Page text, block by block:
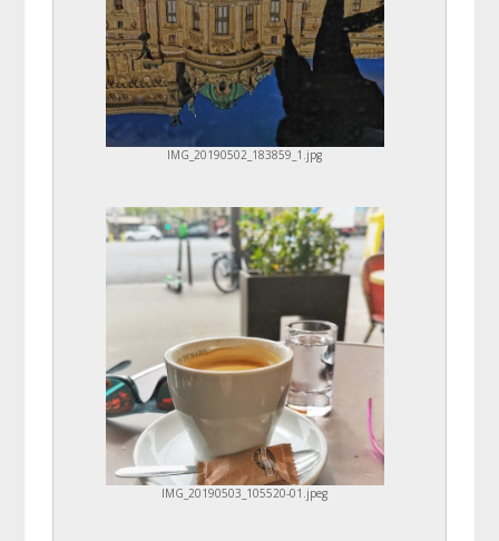
IMG_20190502_183859_1.jpg
IMG_20190503_105520-01.jpeg